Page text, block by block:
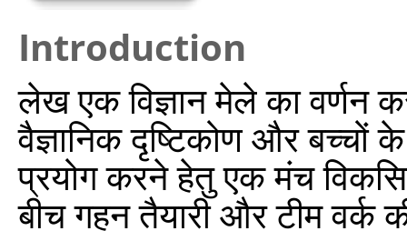
Introduction
लेख एक विज्ञान मेले का वर्णन
वैज्ञानिक दृष्टिकोण और
प्रयोग करने हेतु एक मंच
बीच गहन तैयारी और टीम वर्क